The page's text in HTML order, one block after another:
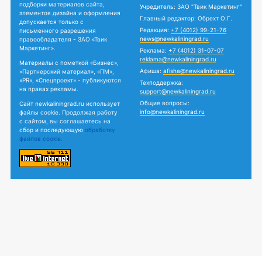
подборки материалов сайта,
элементов дизайна и оформления
допускается только с
письменного разрешения
правообладателя - ЗАО «Твик
Маркетинг».
Материалы с пометкой «Бизнес»,
«Партнерский материал», «ПМ»,
«PR», «Спецпроект» - публикуются
на правах рекламы.
Сайт newkaliningrad.ru использует
файлы cookie. Продолжая работу
с сайтом, вы соглашаетесь на
сбор и последующую обработку
файлов cookie.
Учредитель: ЗАО "Твик Маркетинг"
Главный редактор: Обрехт О.Г.
Редакция: +7 (4012) 99-21-76
news@newkaliningrad.ru
Реклама: +7 (4012) 31-07-07
reklama@newkaliningrad.ru
Афиша: afisha@newkaliningrad.ru
Техподдержка:
support@newkaliningrad.ru
Общие вопросы:
info@newkaliningrad.ru